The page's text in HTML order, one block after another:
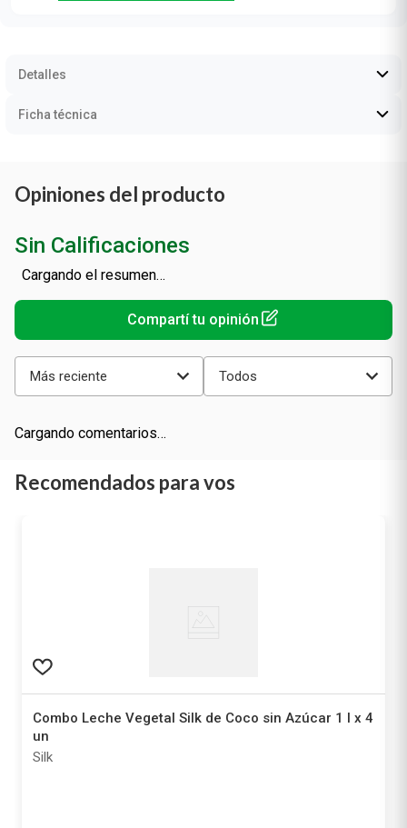
Detalles
Ficha técnica
Opiniones del producto
Sin Calificaciones
Cargando el resumen…
Más reciente Todos
Cargando comentarios…
Recomendados para vos
Combo Leche Vegetal Silk de Coco sin Azúcar 1 l x 4
un
Silk